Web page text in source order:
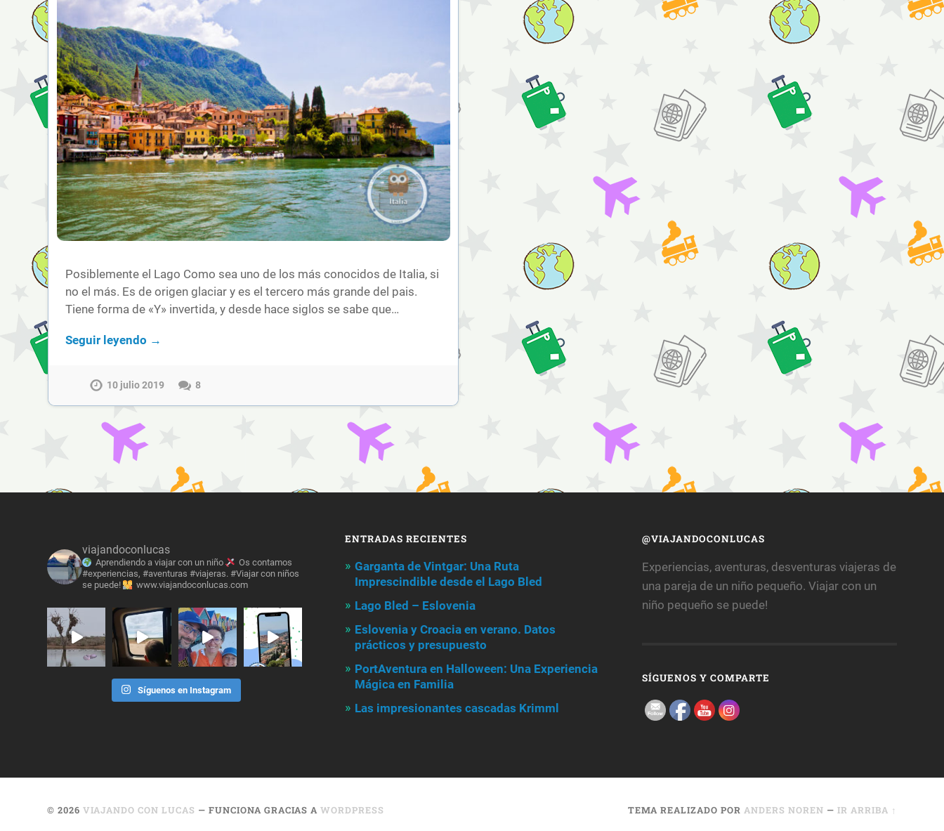
Posiblemente el Lago Como sea uno de los más conocidos de Italia, si
no el más. Es de origen glaciar y es el tercero más grande del pais.
Tiene forma de «Y» invertida, y desde hace siglos se sabe que…
Seguir leyendo →
10 julio 2019 8
viajandoconlucas
Aprendiendo a viajar con un niño
Os contamos
#experiencias, #aventuras #viajeras. #Viajar con niños
se puede!
www.viajandoconlucas.com
Síguenos en Instagram
ENTRADAS RECIENTES
Garganta de Vintgar: Una Ruta
Imprescindible desde el Lago Bled
Lago Bled – Eslovenia
Eslovenia y Croacia en verano. Datos
prácticos y presupuesto
PortAventura en Halloween: Una Experiencia
Mágica en Familia
Las impresionantes cascadas Krimml
@VIAJANDOCONLUCAS
Experiencias, aventuras, desventuras viajeras de
una pareja de un niño pequeño. Viajar con un
niño pequeño se puede!
SÍGUENOS Y COMPARTE
© 2026VIAJANDO CON LUCAS — FUNCIONA GRACIAS AWORDPRESS TEMA REALIZADO POR ANDERS NOREN — IR ARRIBA ↑